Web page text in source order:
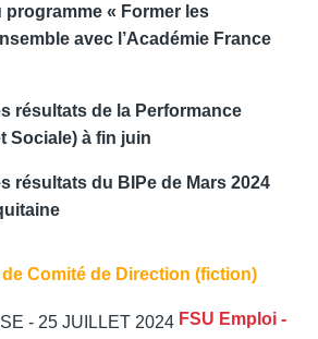
« Former les
avec l’Académie France
résultats de la Performance
Sociale) à fin juin
résultats du BIPe de Mars 2024
Comité de Direction (fiction)
FSU Emploi -